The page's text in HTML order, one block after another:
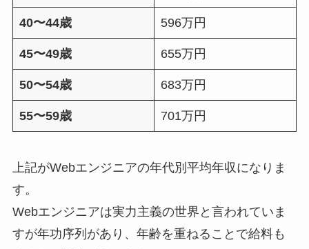
40〜44歳 596万円
45〜49歳 655万円
50〜54歳 683万円
55〜59歳 701万円
上記がWebエンジニアの年代別平均年収になりま
す。
Webエンジニアは実力主義の世界と言われていま
すが年功序列があり、年齢を重ねることで給料も